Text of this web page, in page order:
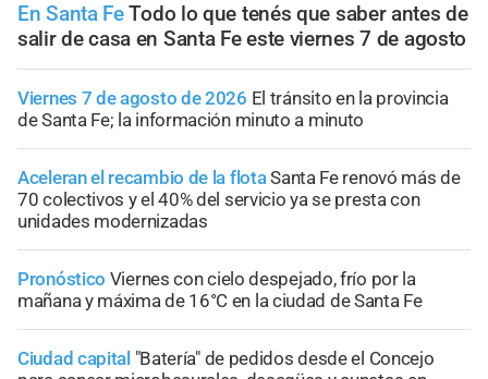
En Santa FeTodo lo que tenés que saber antes de
salir de casa en Santa Fe este viernes 7 de agosto
Viernes 7 de agosto de 2026 El tránsito en la provincia
de Santa Fe; la información minuto a minuto
Aceleran el recambio de la flotaSanta Fe renovó más de
70 colectivos y el 40% del servicio ya se presta con
unidades modernizadas
Pronóstico Viernes con cielo despejado, frío por la
mañana y máxima de 16°C en la ciudad de Santa Fe
Ciudad capital "Batería" de pedidos desde el Concejo